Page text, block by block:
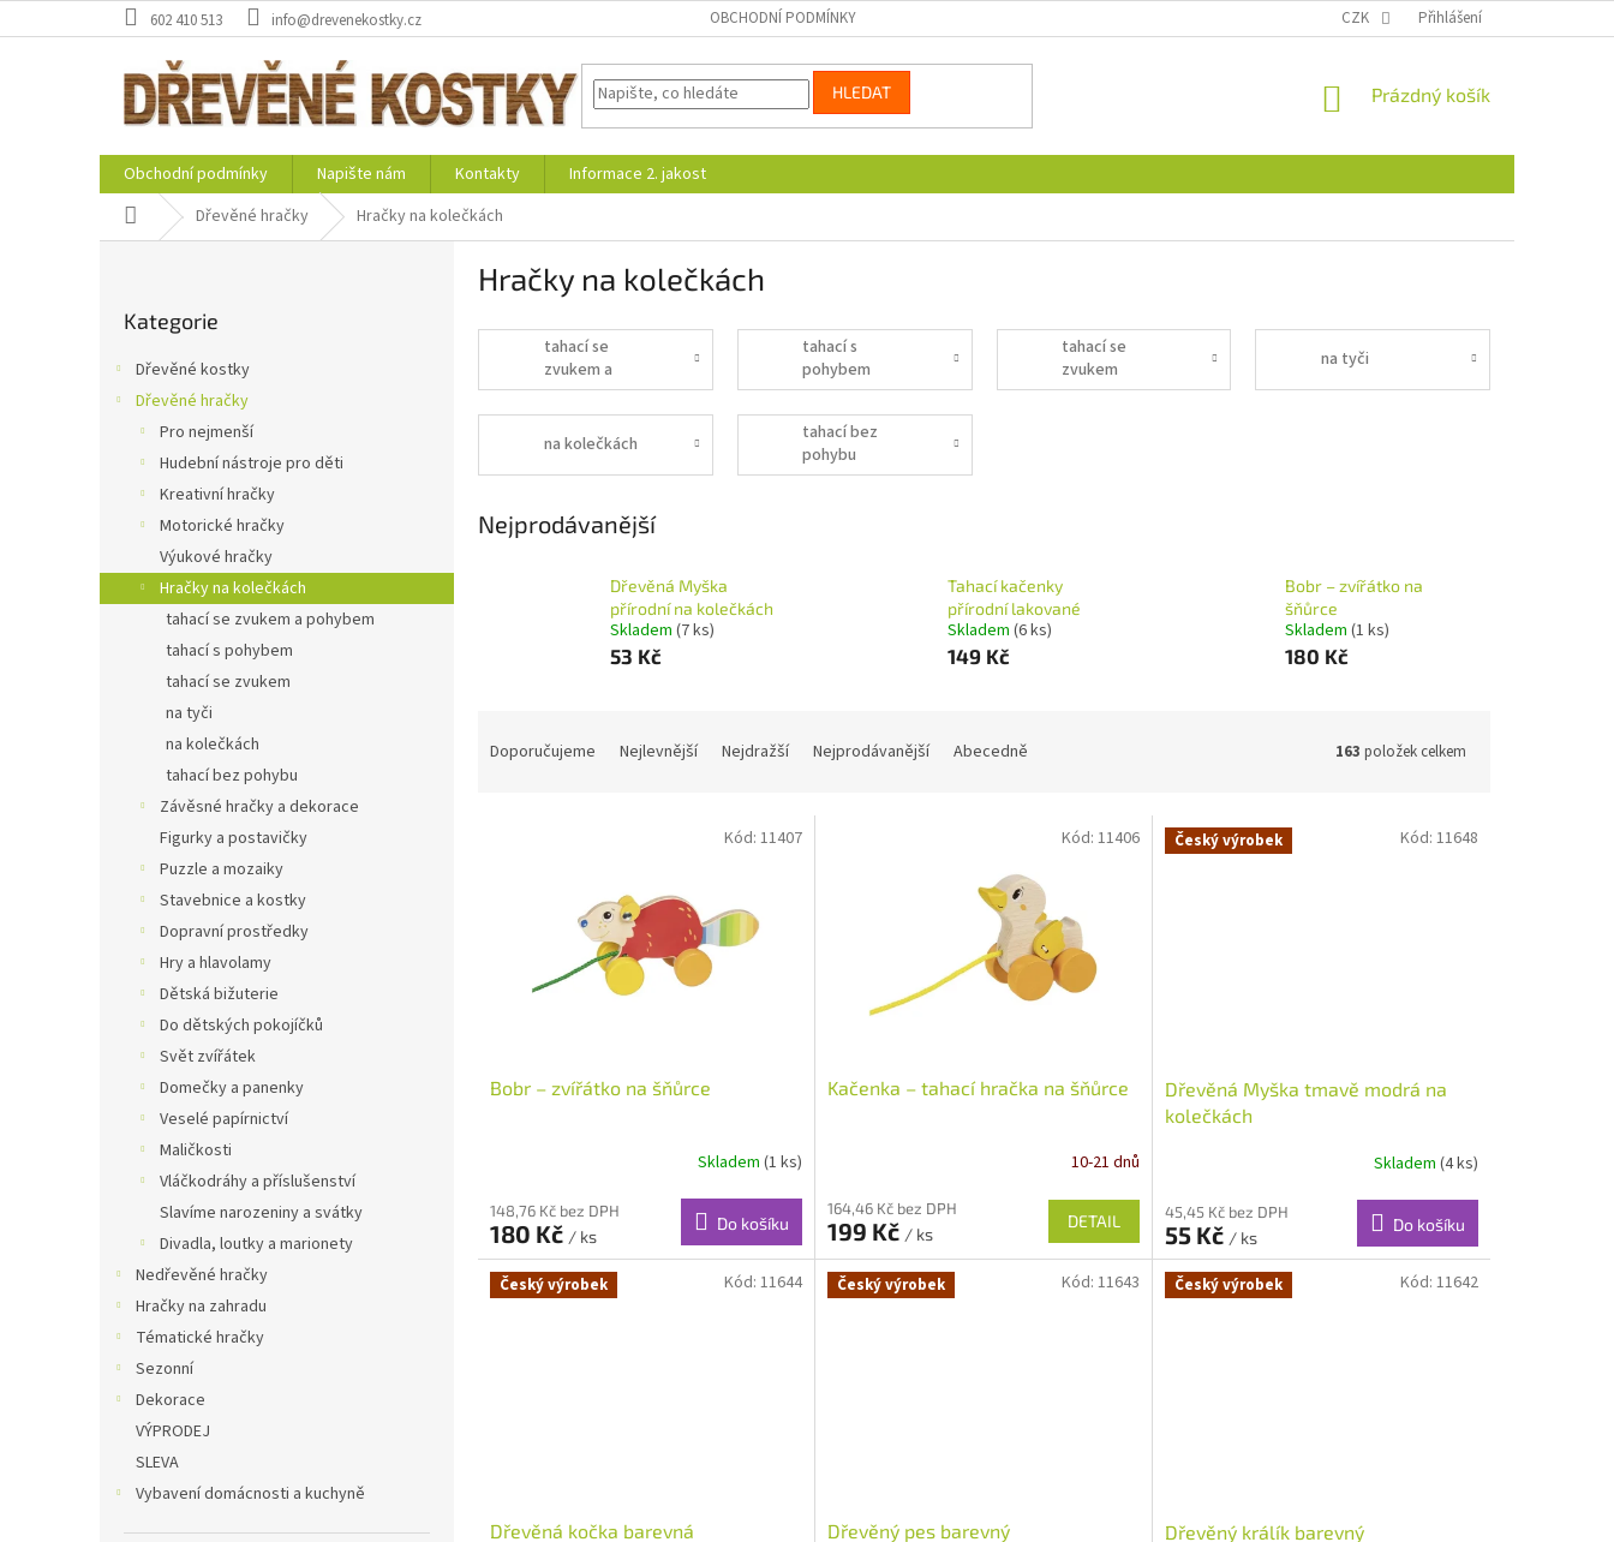
na
602 410 513 info@drevenekostky.cz OBCHODNÍ PODMÍNKY CZK Přihlášení
HLEDAT
NÁKUPNÍ
Prázdný košík
Obchodní podmínky Napište nám Kontakty
Informace 2. jakost
Domů Dřevěné hračky Hračky na kolečkách
e
l
kategorie
Kategorie
Dřevěné kostky
Dřevěné hračky
Pro nejmenší
Hudební nástroje pro děti
Kreativní hračky
Motorické hračky
Výukové hračky
Hračky na kolečkách
tahací se zvukem a pohybem
tahací s pohybem
tahací se zvukem
na tyči
na kolečkách
tahací bez pohybu
Závěsné hračky a dekorace
Figurky a postavičky
Puzzle a mozaiky
Stavebnice a kostky
Dopravní prostředky
Hry a hlavolamy
Dětská bižuterie
Do dětských pokojíčků
Svět zvířátek
Domečky a panenky
Veselé papírnictví
Maličkosti
Vláčkodráhy a příslušenství
Slavíme narozeniny a svátky
Divadla, loutky a marionety
Nedřevěné hračky
Hračky na zahradu
Tématické hračky
Sezonní
Dekorace
VÝPRODEJ
SLEVA
Vybavení domácnosti a kuchyně
Hračky na kolečkách
tahací se
zvukem a
pohybem
tahací s
pohybem
tahací se
zvukem
na tyči
na kolečkách
tahací bez
pohybu
Nejprodávanější
Dřevěná Myška
přírodní na kolečkách
Skladem (7 ks)
53 Kč
Tahací kačenky
přírodní lakované
Skladem (6 ks)
149 Kč
Bobr – zvířátko na
šňůrce
Skladem (1 ks)
180 Kč
Doporučujeme Nejlevnější Nejdražší Nejprodávanější Abecedně 163 položek celkem
Bobr – zvířátko na šňůrce
Skladem (1 ks)
148,76 Kč bez DPH
180 Kč / ks
Do košíku
Kód: 11407
Kačenka – tahací hračka na šňůrce
10-21 dnů
164,46 Kč bez DPH
199 Kč / ks
DETAIL
Kód: 11406 Český výrobek
Dřevěná Myška tmavě modrá na
kolečkách
Skladem (4 ks)
45,45 Kč bez DPH
55 Kč / ks
Do košíku
Kód: 11648
Český výrobek
Dřevěná kočka barevná
Kód: 11644 Český výrobek
Dřevěný pes barevný
Kód: 11643 Český výrobek
Dřevěný králík barevný
Kód: 11642